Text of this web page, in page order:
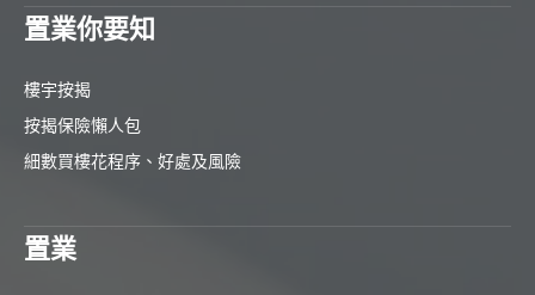
置業你要知
樓宇按揭
按揭保險懶人包
細數買樓花程序、好處及風險
置業